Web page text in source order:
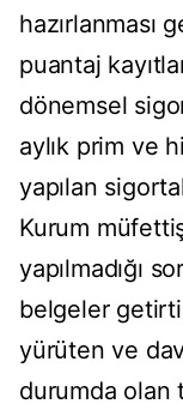
hazırlanması
puantaj
dönemsel
aylık prim ve
yapılan
Kurum
yapılmadığı
belgeler
yürüten ve
durumda olan